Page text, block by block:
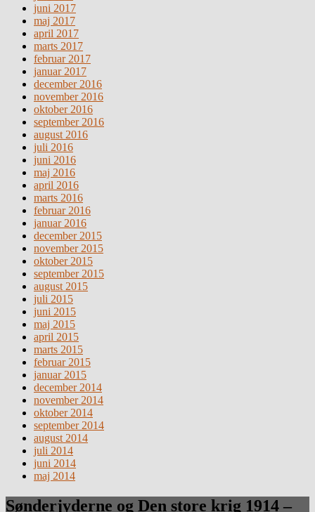
juni 2017
maj 2017
april 2017
marts 2017
februar 2017
januar 2017
december 2016
november 2016
oktober 2016
september 2016
august 2016
juli 2016
juni 2016
maj 2016
april 2016
marts 2016
februar 2016
januar 2016
december 2015
november 2015
oktober 2015
september 2015
august 2015
juli 2015
juni 2015
maj 2015
april 2015
marts 2015
februar 2015
januar 2015
december 2014
november 2014
oktober 2014
september 2014
august 2014
juli 2014
juni 2014
maj 2014
Sønderjyderne og Den store krig 1914 –